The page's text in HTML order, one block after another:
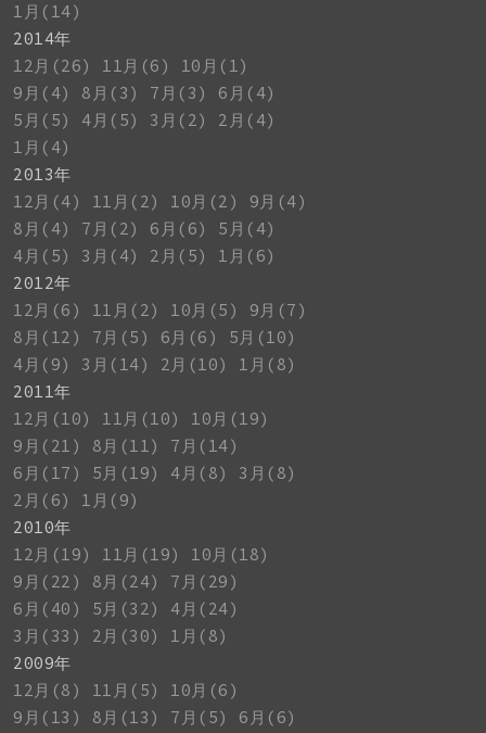
1月(14)
2014年
12月(26)
11月(6)
10月(1)
9月(4)
8月(3) 7月(3)
6月(4)
5月(5)
4月(5) 3月(2)
2月(4)
1月(4)
2013年
12月(4)
11月(2) 10月(2)
9月(4)
8月(4)
7月(2) 6月(6)
5月(4)
4月(5)
3月(4) 2月(5)
1月(6)
2012年
12月(6)
11月(2) 10月(5)
9月(7)
8月(12)
7月(5) 6月(6)
5月(10)
4月(9)
3月(14) 2月(10)
1月(8)
2011年
12月(10)
11月(10)
10月(19)
9月(21)
8月(11)
7月(14)
6月(17)
5月(19) 4月(8)
3月(8)
2月(6)
1月(9)
2010年
12月(19)
11月(19)
10月(18)
9月(22)
8月(24)
7月(29)
6月(40)
5月(32)
4月(24)
3月(33)
2月(30)
1月(8)
2009年
12月(8)
11月(5)
10月(6)
9月(13)
8月(13) 7月(5)
6月(6)